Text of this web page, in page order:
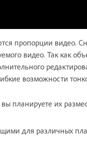
пропорции видео.
видео. Так как
возможности
планируете их
для различных